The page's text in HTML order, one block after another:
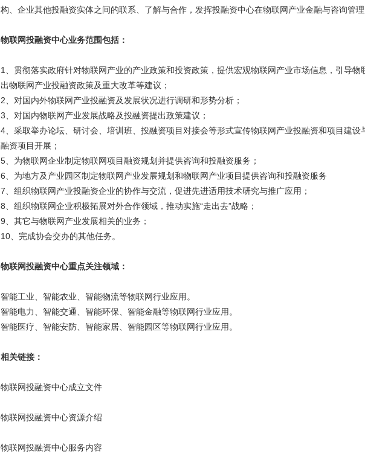
构、企业其他投融资实体之间的联系、了解与合作，发挥投融资中心在物联网产业金融与咨询管理
物联网投融资中心业务范围包括：
1、贯彻落实政府针对物联网产业的产业政策和投资政策，提供宏观物联网产业市场信息，引导
出物联网产业投融资政策及重大改革等建议；
2、对国内外物联网产业投融资及发展状况进行调研和形势分析；
3、对国内物联网产业发展战略及投融资提出政策建议；
4、采取举办论坛、研讨会、培训班、投融资项目对接会等形式宣传物联网产业投融资和项目建
融资项目开展；
5、为物联网企业制定物联网项目融资规划并提供咨询和投融资服务；
6、为地方及产业园区制定物联网产业发展规划和物联网产业项目提供咨询和投融资服务
7、组织物联网产业投融资企业的协作与交流，促进先进适用技术研究与推广应用；
8、组织物联网企业积极拓展对外合作领域，推动实施“走出去”战略；
9、其它与物联网产业发展相关的业务；
10、完成协会交办的其他任务。
物联网投融资中心重点关注领域：
智能工业、智能农业、智能物流等物联网行业应用。
智能电力、智能交通、智能环保、智能金融等物联网行业应用。
智能医疗、智能安防、智能家居、智能园区等物联网行业应用。
相关链接：
物联网投融资中心成立文件
物联网投融资中心资源介绍
物联网投融资中心服务内容